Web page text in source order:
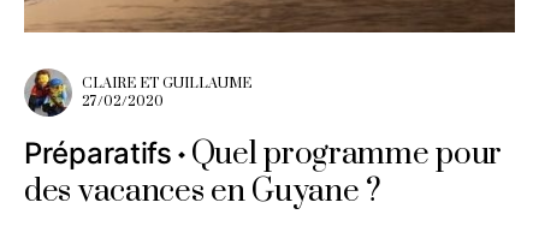
CLAIRE ET GUILLAUME
27/02/2020
Préparatifs
Quel programme pour
des vacances en Guyane ?